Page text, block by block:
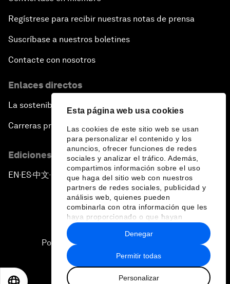
Esta página web usa cookies
Las cookies de este sitio web se usan
para personalizar el contenido y los
anuncios, ofrecer funciones de redes
sociales y analizar el tráfico. Además,
compartimos información sobre el uso
que haga del sitio web con nuestros
partners de redes sociales, publicidad y
análisis web, quienes pueden
combinarla con otra información que les
haya proporcionado o que hayan
recopilado a partir del uso que haya
hecho de sus servicios.
Permitir todas
Personalizar
Denegar
Regístrese para recibir nuestras notas de prensa
Suscríbase a nuestros boletines
Contacte con nosotros
Enlaces directos
La sostenibilidad en el Foro
Carreras profesionales
Ediciones en otros idiomas
EN ▪ ES▪中文▪ 日本語
Política de privacidad y normas de uso
2026 Foro Económico Mundial